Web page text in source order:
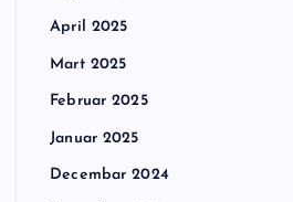
April 2025
Mart 2025
Februar 2025
Januar 2025
Decembar 2024